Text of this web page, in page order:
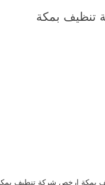
تنظيف بمكة
بمكة ارخص شركة تنطيف بمكة